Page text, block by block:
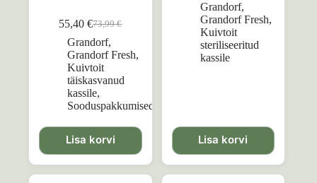
73,99€
Algne
hind
oli:
73,99 €.
55,40€Praegune
hind
on:
55,40 €.
Grandorf,
Grandorf Fresh,
Kuivtoit
täiskasvanud
kassile,
Sooduspakkumised
Lisa korvi
Grandorf,
Grandorf Fresh,
Kuivtoit
steriliseeritud
kassile
Lisa korvi